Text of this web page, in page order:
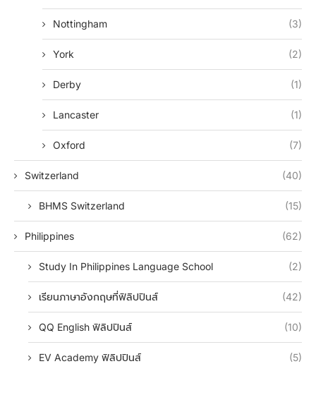
Nottingham (3)
York (2)
Derby (1)
Lancaster (1)
Oxford (7)
Switzerland (40)
BHMS Switzerland (15)
Philippines (62)
Study In Philippines Language School (2)
เรียนภาษาอังกฤษที่ฟิลิปปินส์ (42)
QQ English ฟิลิปปินส์ (10)
EV Academy ฟิลิปปินส์ (5)